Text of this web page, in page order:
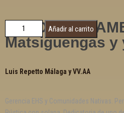
BAJO
Matsiguengas y
Luis Repetto Málaga y VV.AA
Gerencia EHS y Comunidades Nativas.
Añadir al carrito